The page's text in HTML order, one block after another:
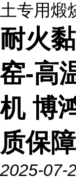
土专用煅
耐火
窑-高
机 博
质保障
2025-07-